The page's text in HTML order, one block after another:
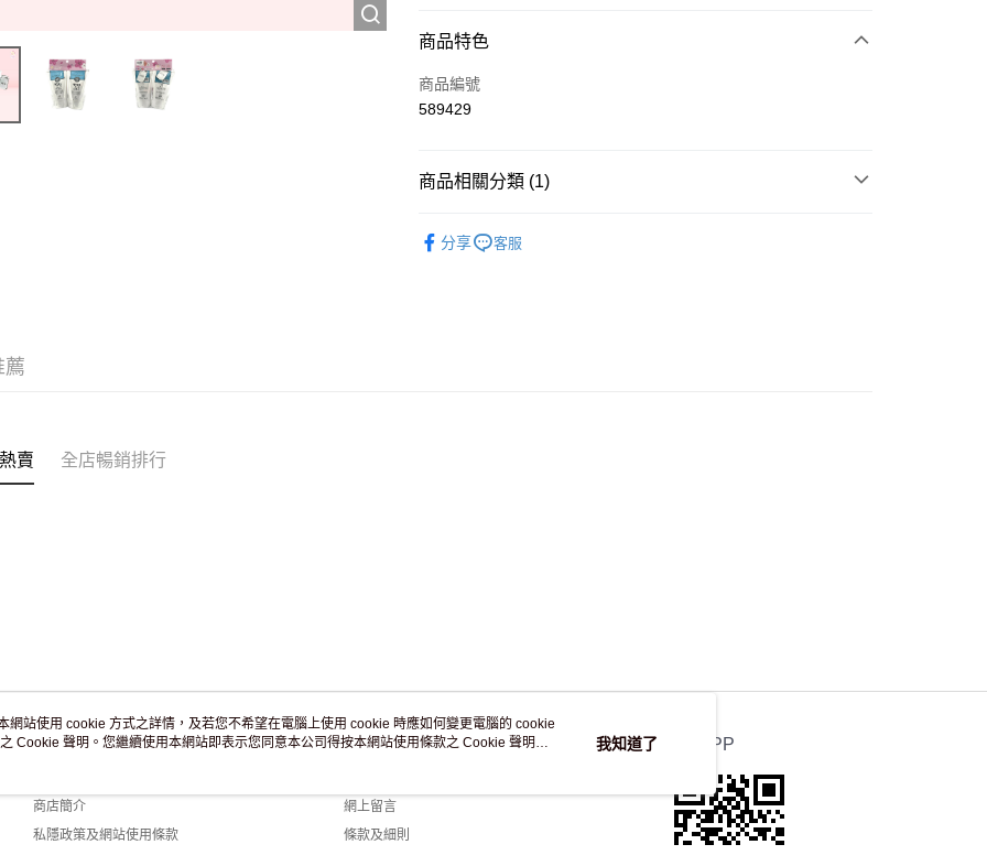
付款方式
信用卡
商品特色
商品編號
589429
商品相關分類 (1)
分享
客服
薦
賣 全店暢銷排行
關於我們
商店簡介
私隱政策及網站使用條款
客戶服務
網上留言
條款及細則
官方APP
網站使用 cookie 方式之詳情，及若您不希望在電腦上使用 cookie 時應如何變更電腦的 cookie
Cookie 聲明。您繼續使用本網站即表示您同意本公司得按本網站使用條款之 Cookie 聲明使
我知道了